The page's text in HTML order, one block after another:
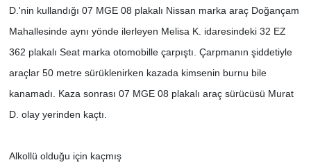
D.'nin kullandığı 07 MGE 08 plakalı Nissan marka araç Doğançam
Mahallesinde aynı yönde ilerleyen Melisa K. idaresindeki 32 EZ
362 plakalı Seat marka otomobille çarpıştı. Çarpmanın şiddetiyle
araçlar 50 metre sürüklenirken kazada kimsenin burnu bile
kanamadı. Kaza sonrası 07 MGE 08 plakalı araç sürücüsü Murat
D. olay yerinden kaçtı.
Alkollü olduğu için kaçmış